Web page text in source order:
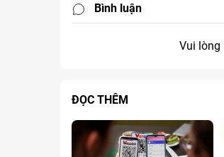
Bình luận
Vui lòng
ĐỌC THÊM